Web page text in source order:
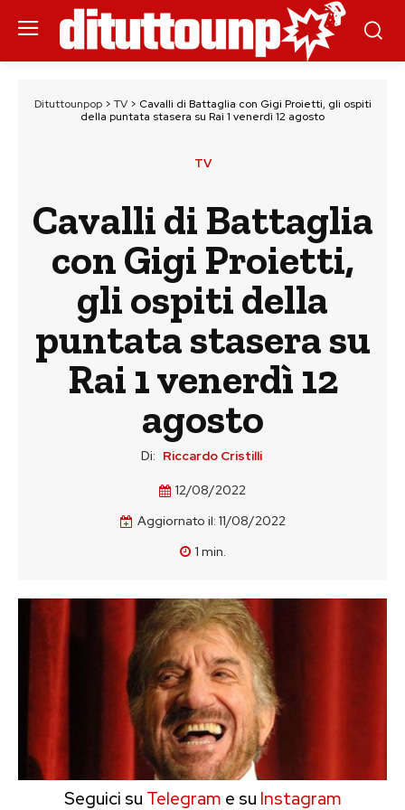
Dituttounpop> TV> Cavalli di Battaglia con Gigi Proietti, gli ospiti
della puntata stasera su Rai 1 venerdì 12 agosto
TV
Cavalli di Battaglia
con Gigi Proietti,
gli ospiti della
puntata stasera su
Rai 1 venerdì 12
agosto
Di: Riccardo Cristilli
12/08/2022
Aggiornato il: 11/08/2022
1 min.
Seguici su Telegram e su Instagram